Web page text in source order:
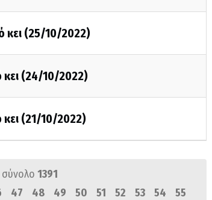
κει (25/10/2022)
(24/10/2022)
(21/10/2022)
1391
47 48 49 50 51 52 53 54
55